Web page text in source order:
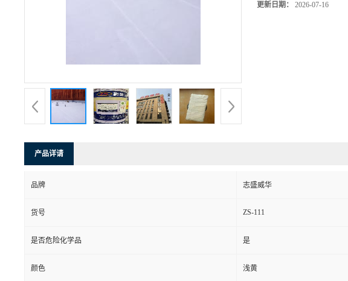
更新日期： 2026-07-16
产品详请
品牌 志盛威华
货号 ZS-111
是否危险化学品 是
颜色 浅黄